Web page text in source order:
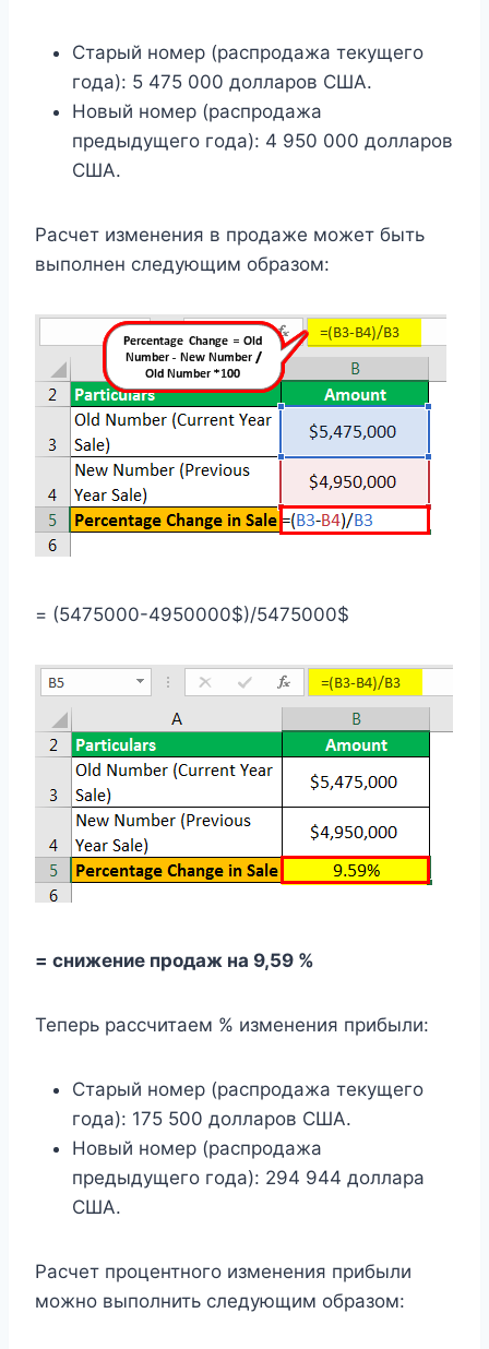
Старый номер (распродажа текущего
года): 5 475 000 долларов США.
Новый номер (распродажа
предыдущего года): 4 950 000 долларов
США.
Расчет изменения в продаже может быть
выполнен следующим образом:
= (5475000-4950000$)/5475000$
= снижение продаж на 9,59 %
Теперь рассчитаем % изменения прибыли:
Старый номер (распродажа текущего
года): 175 500 долларов США.
Новый номер (распродажа
предыдущего года): 294 944 доллара
США.
Расчет процентного изменения прибыли
можно выполнить следующим образом: